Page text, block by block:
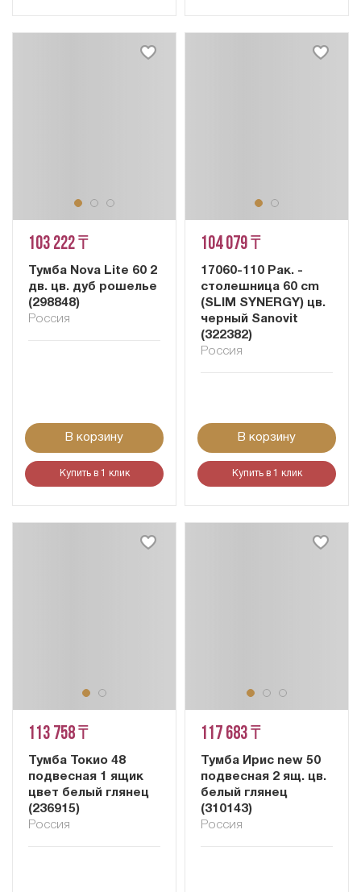
103 222 ₸
Тумба Nova Lite 60 2
дв. цв. дуб рошелье
(298848)
Россия
В корзину
Купить в 1 клик
104 079 ₸
17060-110 Рак. -
столешница 60 cm
(SLIM SYNERGY) цв.
черный Sanovit
(322382)
Россия
В корзину
Купить в 1 клик
113 758 ₸
Тумба Токио 48
подвесная 1 ящик
цвет белый глянец
(236915)
Россия
117 683 ₸
Тумба Ирис new 50
подвесная 2 ящ. цв.
белый глянец
(310143)
Россия